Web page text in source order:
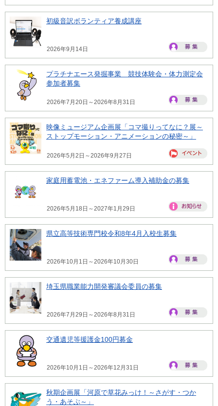
初級音訳ボランティア養成講座
2026年9月14日
プラチナエース発掘事業 競技体験会・体力測定会
参加者募集
2026年7月20日～2026年8月31日
映像ミュージアム企画展「コマ撮りってなに？展～
ストップモーション・アニメーションの秘密～」
2026年5月2日～2026年9月27日
家庭用蓄電池・エネファーム導入補助金の募集
2026年5月18日～2027年1月29日
県立高等技術専門校令和8年4月入校生募集
2026年10月1日～2026年10月30日
埼玉県職業能力開発審議会委員の募集
2026年7月29日～2026年8月31日
交通遺児等援護金100円募金
2026年10月1日～2026年12月31日
秋期企画展「河原で草花みっけ！～さがす・つか
う・あそぶ～」